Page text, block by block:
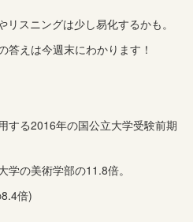
スニングは少し易化するかも。
答えは今週末にわかります！
する2016年の国公立大学受験前期
の美術学部の11.8倍。
倍)